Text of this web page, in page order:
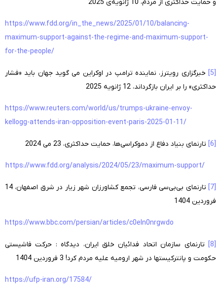
و حمایت حداکثری از مردم، 10 ژانویه‌ی 2025
https://www.fdd.org/in_the_news/2025/01/10/balancing-
maximum-support-against-the-regime-and-maximum-support-
for-the-people/
[5]
خبرگزاری رویترز، نماینده ترامپ در اوکراین می گوید جهان باید «فشار
حداکثری» را بر ایران بازگرداند، 12 ژانویه 2025
https://www.reuters.com/world/us/trumps-ukraine-envoy-
kellogg-attends-iran-opposition-event-paris-2025-01-11/
[6] تارنمای بنیاد دفاع از دموکراسی‌ها، حمایت حداکثری، 23 می 2024
https://www.fdd.org/analysis/2024/05/23/maximum-support/
[7]
تارنمای بی‌بی‌سی فارسی، تجمع کشاورزان شهر زیار در شرق اصفهان، 14
فروردین 1404
https://www.bbc.com/persian/articles/c0eln0nrgwdo
[8]
تارنمای سازمان اتحاد فدائیان خلق ایران، ديدگاه : حرکت فاشیستی
حکومت و پانترکیستها در شهر ارومیه علیه مردم کرد! 3 فروردین 1404
https://ufp-iran.org/17584/